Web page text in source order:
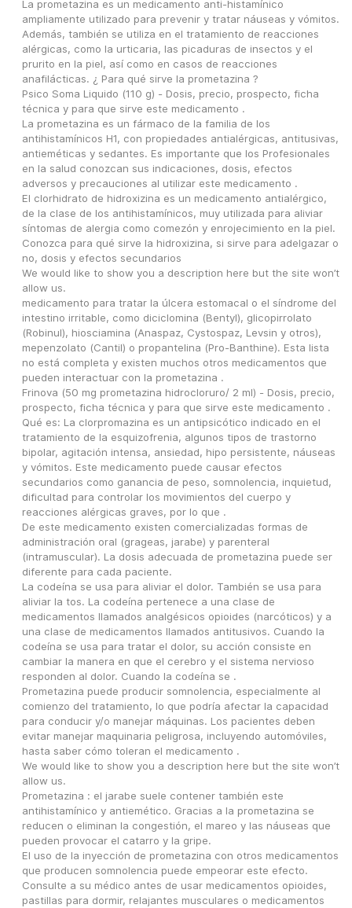
La prometazina es un medicamento anti-histamínico
ampliamente utilizado para prevenir y tratar náuseas y vómitos.
Además, también se utiliza en el tratamiento de reacciones
alérgicas, como la urticaria, las picaduras de insectos y el
prurito en la piel, así como en casos de reacciones
anafilácticas. ¿ Para qué sirve la prometazina ?
Psico Soma Liquido (110 g) - Dosis, precio, prospecto, ficha
técnica y para que sirve este medicamento .
La prometazina es un fármaco de la familia de los
antihistamínicos H1, con propiedades antialérgicas, antitusivas,
antieméticas y sedantes. Es importante que los Profesionales
en la salud conozcan sus indicaciones, dosis, efectos
adversos y precauciones al utilizar este medicamento .
El clorhidrato de hidroxizina es un medicamento antialérgico,
de la clase de los antihistamínicos, muy utilizada para aliviar
síntomas de alergia como comezón y enrojecimiento en la piel.
Conozca para qué sirve la hidroxizina, si sirve para adelgazar o
no, dosis y efectos secundarios
We would like to show you a description here but the site won’t
allow us.
medicamento para tratar la úlcera estomacal o el síndrome del
intestino irritable, como diciclomina (Bentyl), glicopirrolato
(Robinul), hiosciamina (Anaspaz, Cystospaz, Levsin y otros),
mepenzolato (Cantil) o propantelina (Pro-Banthine). Esta lista
no está completa y existen muchos otros medicamentos que
pueden interactuar con la prometazina .
Frinova (50 mg prometazina hidrocloruro/ 2 ml) - Dosis, precio,
prospecto, ficha técnica y para que sirve este medicamento .
Qué es: La clorpromazina es un antipsicótico indicado en el
tratamiento de la esquizofrenia, algunos tipos de trastorno
bipolar, agitación intensa, ansiedad, hipo persistente, náuseas
y vómitos. Este medicamento puede causar efectos
secundarios como ganancia de peso, somnolencia, inquietud,
dificultad para controlar los movimientos del cuerpo y
reacciones alérgicas graves, por lo que .
De este medicamento existen comercializadas formas de
administración oral (grageas, jarabe) y parenteral
(intramuscular). La dosis adecuada de prometazina puede ser
diferente para cada paciente.
La codeína se usa para aliviar el dolor. También se usa para
aliviar la tos. La codeína pertenece a una clase de
medicamentos llamados analgésicos opioides (narcóticos) y a
una clase de medicamentos llamados antitusivos. Cuando la
codeína se usa para tratar el dolor, su acción consiste en
cambiar la manera en que el cerebro y el sistema nervioso
responden al dolor. Cuando la codeína se .
Prometazina puede producir somnolencia, especialmente al
comienzo del tratamiento, lo que podría afectar la capacidad
para conducir y/o manejar máquinas. Los pacientes deben
evitar manejar maquinaria peligrosa, incluyendo automóviles,
hasta saber cómo toleran el medicamento .
We would like to show you a description here but the site won’t
allow us.
Prometazina : el jarabe suele contener también este
antihistamínico y antiemético. Gracias a la prometazina se
reducen o eliminan la congestión, el mareo y las náuseas que
pueden provocar el catarro y la gripe.
El uso de la inyección de prometazina con otros medicamentos
que producen somnolencia puede empeorar este efecto.
Consulte a su médico antes de usar medicamentos opioides,
pastillas para dormir, relajantes musculares o medicamentos